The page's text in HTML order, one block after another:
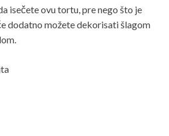
isečete ovu tortu, pre nego što je
dodatno možete dekorisati šlagom